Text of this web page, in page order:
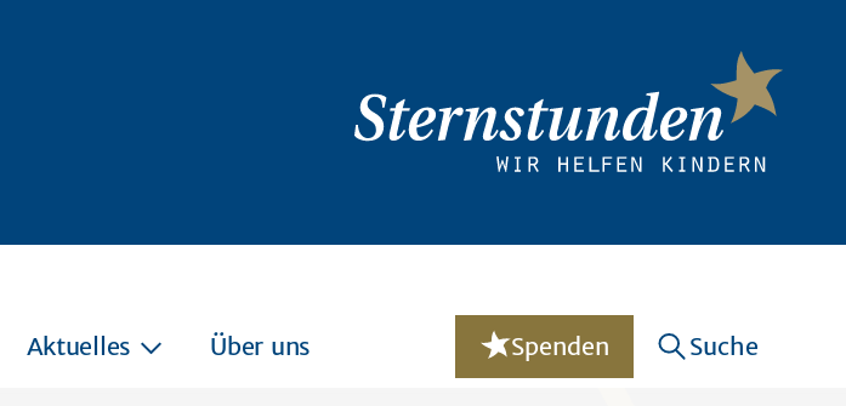
Aktuelles Über uns Spenden Suche